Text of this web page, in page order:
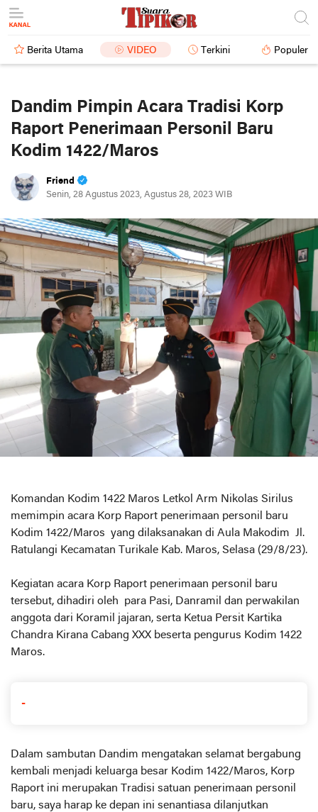
Berita Utama VIDEO Terkini Populer
Dandim Pimpin Acara Tradisi Korp
Raport Penerimaan Personil Baru
Kodim 1422/Maros
Friend
Senin, 28 Agustus 2023, Agustus 28, 2023 WIB
Komandan Kodim 1422 Maros Letkol Arm Nikolas Sirilus
memimpin acara Korp Raport penerimaan personil baru
Kodim 1422/Maros yang dilaksanakan di Aula Makodim Jl.
Ratulangi Kecamatan Turikale Kab. Maros, Selasa (29/8/23).
Kegiatan acara Korp Raport penerimaan personil baru
tersebut, dihadiri oleh para Pasi, Danramil dan perwakilan
anggota dari Koramil jajaran, serta Ketua Persit Kartika
Chandra Kirana Cabang XXX beserta pengurus Kodim 1422
Maros.
-
Dalam sambutan Dandim mengatakan selamat bergabung
kembali menjadi keluarga besar Kodim 1422/Maros, Korp
Raport ini merupakan Tradisi satuan penerimaan personil
baru, saya harap ke depan ini senantiasa dilanjutkan